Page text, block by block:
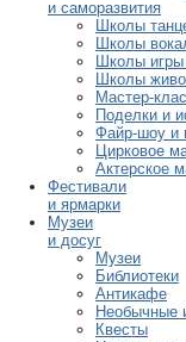
и саморазвития
Школы
Школы
Школы игры
Школы
Мастер-
Поделки и
Файр-шоу и
Цирковое
Актерское
Фестивали
и ярмарки
Музеи
и досуг
Музеи
Библиотеки
Антикафе
Необычные
Квесты